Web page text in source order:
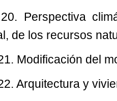
Perspectiva
de los recursos
Modificación del
Arquitectura y